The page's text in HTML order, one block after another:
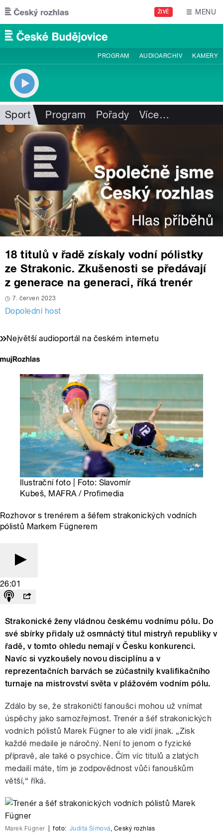
Přejít k hlavnímu obsahu
ŽIVĚ MENU
PROGRAM AUDIOARCHIV KAMERY
Sport Program Pořady Více…
18 titulů v řadě získaly vodní pólistky
ze Strakonic. Zkušenosti se předávají
z generace na generaci, říká trenér
7. červen 2023
Dopolední host
Největší audioportál na českém internetu
Ilustrační foto | Foto: Slavomír
Kubeš, MAFRA / Profimedia
Rozhovor s trenérem a šéfem strakonických vodních
pólistů Markem Fügnerem
26:01
Strakonické ženy vládnou českému vodnímu pólu. Do
své sbírky přidaly už osmnáctý titul mistryň republiky v
řadě, v tomto ohledu nemají v Česku konkurenci.
Navíc si vyzkoušely novou disciplínu a v
reprezentačních barvách se zúčastnily kvalifikačního
turnaje na mistrovství světa v plážovém vodním pólu.
Zdálo by se, že strakoničtí fanoušci mohou už vnímat
úspěchy jako samozřejmost. Trenér a šéf strakonických
vodních pólistů Marek Fügner to ale vidí jinak. „Zisk
každé medaile je náročný. Není to jenom o fyzické
přípravě, ale také o psychice. Čím víc titulů a zlatých
medailí máte, tím je zodpovědnost vůči fanouškům
větší,“ říká.
Marek Fügner foto: Judita Šímová, Český rozhlas